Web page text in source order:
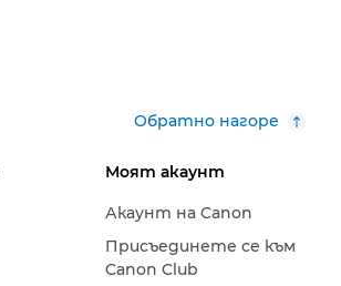
Обратно нагоре
Моят акаунт
Акаунт на Canon
Присъединете се към
Canon Club